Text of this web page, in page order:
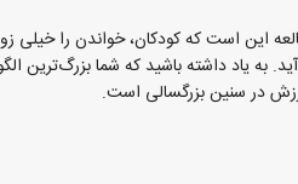
این است که کودکان، خواندن را
به یاد داشته باشید که شما بزرگ‌ترین
در سنین بزرگسالی است.